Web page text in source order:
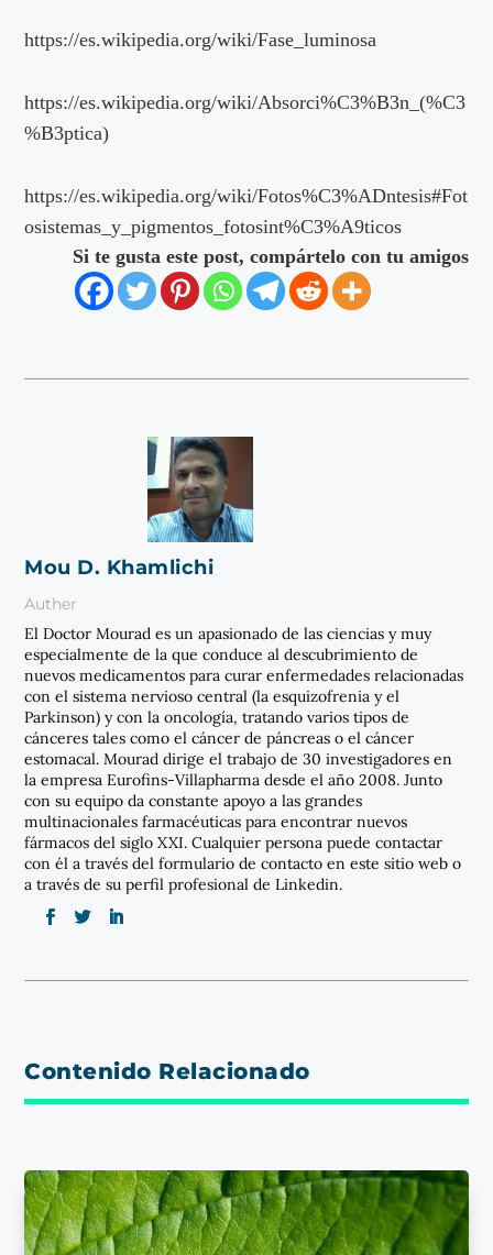
https://es.wikipedia.org/wiki/Fase_luminosa
https://es.wikipedia.org/wiki/Absorci%C3%B3n_(%C3
%B3ptica)
https://es.wikipedia.org/wiki/Fotos%C3%ADntesis#Fot
osistemas_y_pigmentos_fotosint%C3%A9ticos
Si te gusta este post, compártelo con tu amigos
Mou D. Khamlichi
Auther
El Doctor Mourad es un apasionado de las ciencias y muy
especialmente de la que conduce al descubrimiento de
nuevos medicamentos para curar enfermedades relacionadas
con el sistema nervioso central (la esquizofrenia y el
Parkinson) y con la oncología, tratando varios tipos de
cánceres tales como el cáncer de páncreas o el cáncer
estomacal. Mourad dirige el trabajo de 30 investigadores en
la empresa Eurofins-Villapharma desde el año 2008. Junto
con su equipo da constante apoyo a las grandes
multinacionales farmacéuticas para encontrar nuevos
fármacos del siglo XXI. Cualquier persona puede contactar
con él a través del formulario de contacto en este sitio web o
a través de su perfil profesional de Linkedin.
Contenido Relacionado